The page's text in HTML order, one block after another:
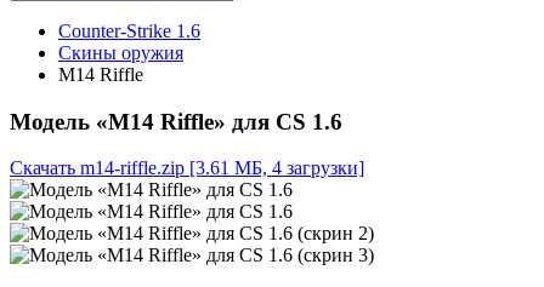
Counter-Strike 1.6
Скины оружия
M14 Riffle
Модель «M14 Riffle» для CS 1.6
Скачать m14-riffle.zip [3.61 МБ, 4 загрузки]